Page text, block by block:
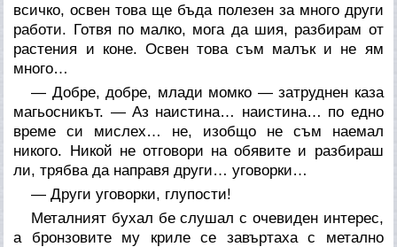
всичко, освен това ще бъда полезен за много други
работи. Готвя по малко, мога да шия, разбирам от
растения и коне. Освен това съм малък и не ям
много…
— Добре, добре, млади момко — затруднен каза
магьосникът. — Аз наистина… наистина… по едно
време си мислех… не, изобщо не съм наемал
никого. Никой не отговори на обявите и разбираш
ли, трябва да направя други… уговорки…
— Други уговорки, глупости!
Металният бухал бе слушал с очевиден интерес,
а бронзовите му криле се завъртаха с метално